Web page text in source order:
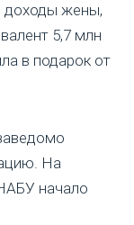
доходы жены,
5,7 млн
в подарок от
На
начало